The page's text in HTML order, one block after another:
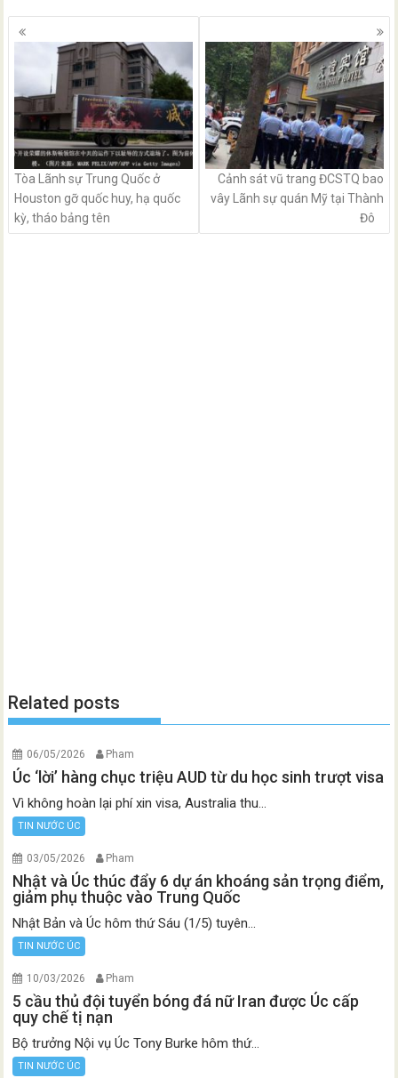
Posts
navigation
Tòa Lãnh sự Trung Quốc ở
Houston gỡ quốc huy, hạ quốc
kỳ, tháo bảng tên
Cảnh sát vũ trang ĐCSTQ bao
vây Lãnh sự quán Mỹ tại Thành
Đô
Related posts
06/05/2026 Pham
Úc ‘lời’ hàng chục triệu AUD từ du học sinh trượt visa
Vì không hoàn lại phí xin visa, Australia thu...
TIN NƯỚC ÚC
03/05/2026 Pham
Nhật và Úc thúc đẩy 6 dự án khoáng sản trọng điểm,
giảm phụ thuộc vào Trung Quốc
Nhật Bản và Úc hôm thứ Sáu (1/5) tuyên...
TIN NƯỚC ÚC
10/03/2026 Pham
5 cầu thủ đội tuyển bóng đá nữ Iran được Úc cấp
quy chế tị nạn
Bộ trưởng Nội vụ Úc Tony Burke hôm thứ...
TIN NƯỚC ÚC